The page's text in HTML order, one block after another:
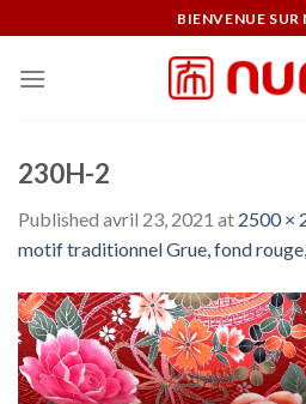
to
content
BIENVENUE SUR
230H-2
Published avril 23, 2021 at 2500 ×
motif traditionnel Grue, fond